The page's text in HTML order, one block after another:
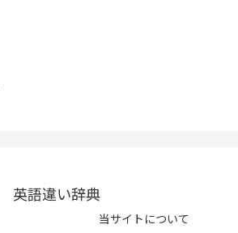
英語違い辞典
当サイトについて